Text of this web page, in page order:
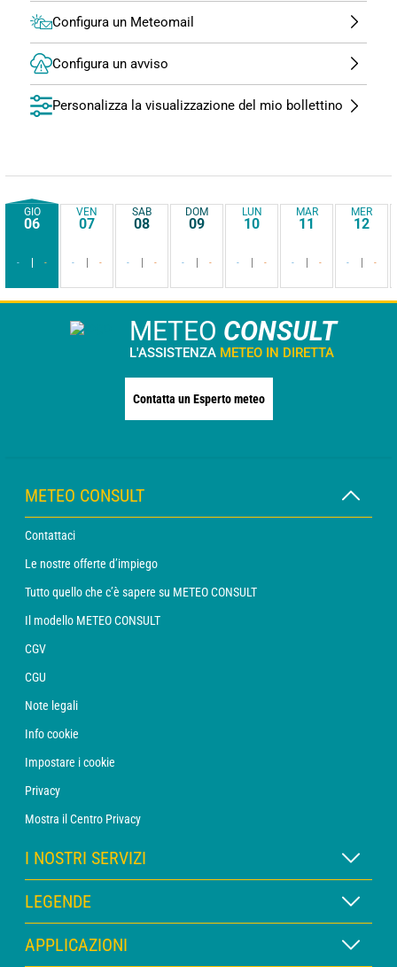
Configura un Meteomail
Configura un avviso
Personalizza la visualizzazione del mio bollettino
GIO
06
- -
VEN
07
- -
SAB
08
- -
DOM
09
- -
LUN
10
- -
MAR
11
- -
MER
12
- -
METEO CONSULT
L'ASSISTENZA METEO IN DIRETTA
Contatta un Esperto meteo
METEO CONSULT
Contattaci
Le nostre offerte d’impiego
Tutto quello che c’è sapere su METEO CONSULT
Il modello METEO CONSULT
CGV
CGU
Note legali
Info cookie
Impostare i cookie
Privacy
Mostra il Centro Privacy
I NOSTRI SERVIZI
Abbonamento METEO Xpert
Abbonamento METEO PRO
Consulenza con un meteorologo
LEGENDE
Legenda delle mappe
APPLICAZIONI